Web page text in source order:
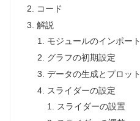
コード
解説
モジュールのインポート
グラフの初期設定
データの生成とプロット
スライダーの設定
スライダーの設置